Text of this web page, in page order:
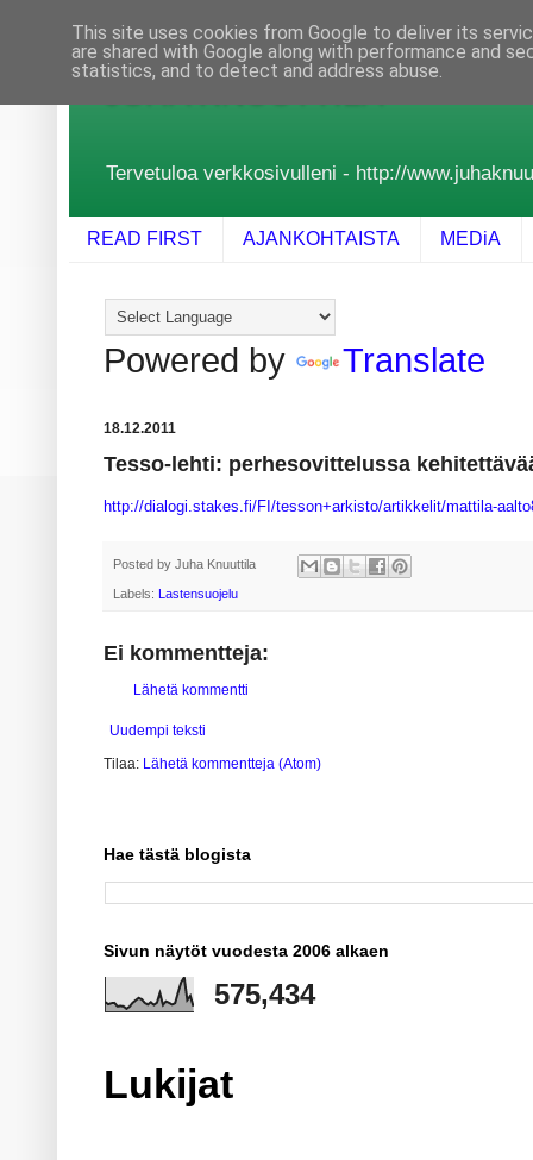
JUHA KNUUTTILA
Tervetuloa verkkosivulleni - http://
READ FIRST AJANKOHTAISTA MEDiA
Powered by Translate
18.12.2011
Tesso-lehti: perhesovittelussa
http://dialogi.stakes.fi/FI/tesson+arkisto/artikkelit/mattila-
Posted byJuha Knuuttila
Labels:Lastensuojelu
Ei kommentteja:
Lähetä kommentti
Uudempi teksti
Tilaa: Lähetä kommentteja (Atom)
Hae tästä blogista
Sivun näytöt vuodesta 2006 alkaen
575,434
Lukijat
This site uses cookies from Google to deliver its
are shared with Google along with performance and
statistics, and to detect and address abuse.